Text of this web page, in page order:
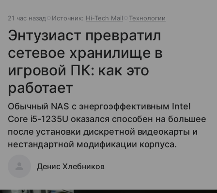
21 час назад Источник: Hi-Tech Mail Технологии
Энтузиаст превратил
сетевое хранилище в
игровой ПК: как это
работает
Обычный NAS с энергоэффективным Intel
Core i5-1235U оказался способен на большее
после установки дискретной видеокарты и
нестандартной модификации корпуса.
Денис Хлебников